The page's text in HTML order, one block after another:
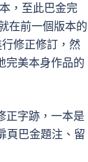
，至此巴金完
在前一個版本的
修正修訂，然
完美本身作品的
正字跡，一本是
頁巴金題注、留